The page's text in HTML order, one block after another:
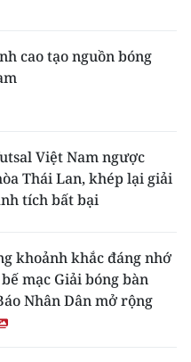
cao tạo nguồn bóng
Việt Nam ngược
Thái Lan, khép lại giải
tích bất bại
khoảnh khắc đáng nhớ
mạc Giải bóng bàn
Nhân Dân mở rộng